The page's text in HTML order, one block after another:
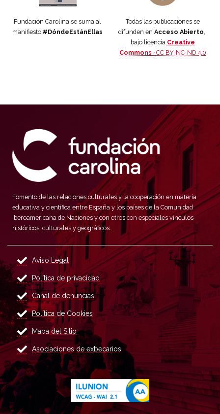
Fundación Carolina se suma al
manifiesto #DóndeEstánEllas
Todas las publicaciones se
difunden en Acceso Abierto,
bajo licencia Creative
Commons · CC BY-NC-ND 4.0
Fomento de las relaciones culturales y la cooperación en materia
educativa y científica entre España y los países de la Comunidad
Iberoamericana de Naciones y con otros con especiales vínculos
históricos, culturales y geográficos.
Aviso Legal
Política de privacidad
Canal de denuncias
Política de Cookies
Mapa del Sitio
Asociaciones de exbecarios